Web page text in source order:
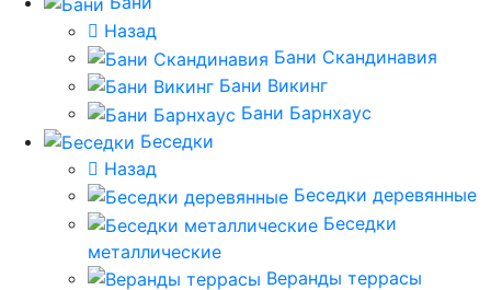
Назад
Бани Скандинавия
Бани Викинг
Бани Барнхаус
Беседки
Назад
Беседки деревянные
Беседки
металлические
Веранды террасы